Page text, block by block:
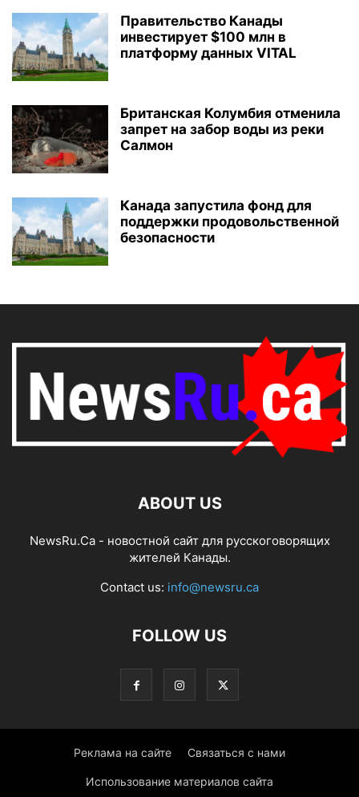
Правительство Канады
инвестирует $100 млн в
платформу данных VITAL
Британская Колумбия отменила
запрет на забор воды из реки
Салмон
Канада запустила фонд для
поддержки продовольственной
безопасности
ABOUT US
NewsRu.Ca - новостной сайт для русскоговорящих
жителей Канады.
Contact us: info@newsru.ca
FOLLOW US
Реклама на сайте Связаться с нами
Использование материалов сайта